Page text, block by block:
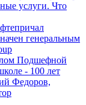
услуги. Что
генеральным
Подшефной
- 100 лет
Федоров,